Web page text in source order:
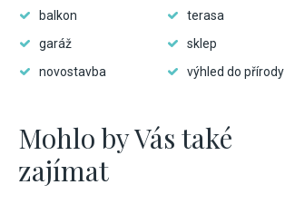
balkon
terasa
garáž
sklep
novostavba
výhled do přírody
Mohlo by Vás také
zajímat